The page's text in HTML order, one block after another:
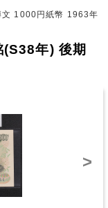
文 1000円紙幣 1963年
年) 後期
>